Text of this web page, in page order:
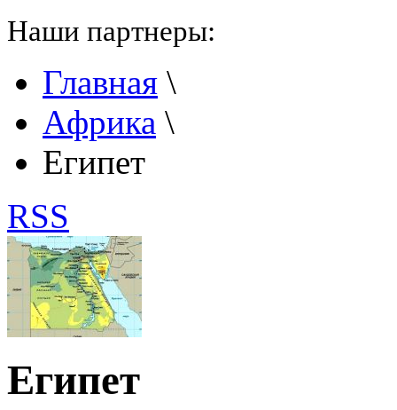
Наши партнеры:
Главная \
Африка \
Египет
RSS
Египет